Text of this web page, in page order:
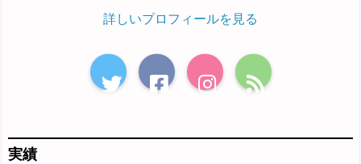
詳しいプロフィールを見る
実績